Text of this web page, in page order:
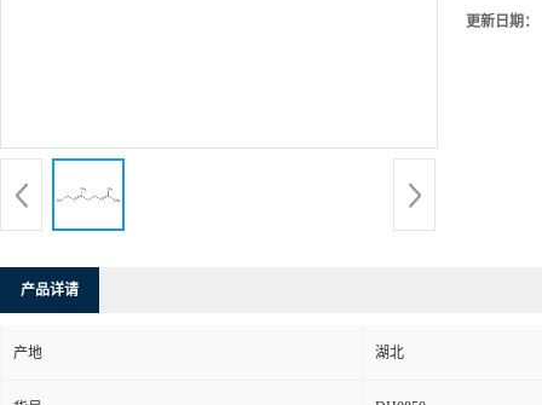
更新日期：
产品详请
产地 湖北